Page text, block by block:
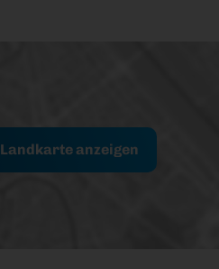
Landkarte anzeigen